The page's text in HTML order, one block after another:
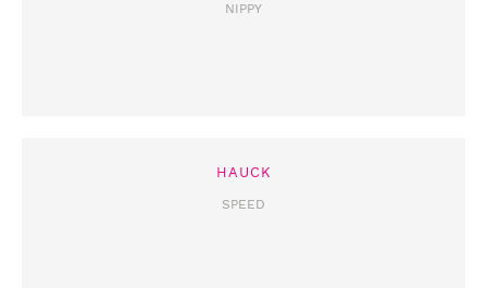
NIPPY
HAUCK
SPEED